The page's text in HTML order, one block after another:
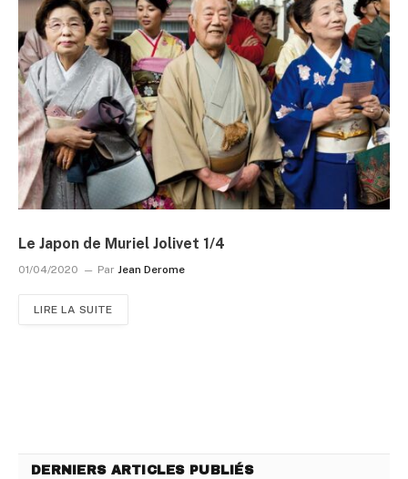
Le Japon de Muriel Jolivet 1/4
01/04/2020 Par Jean Derome
LIRE LA SUITE
DERNIERS ARTICLES PUBLIÉS